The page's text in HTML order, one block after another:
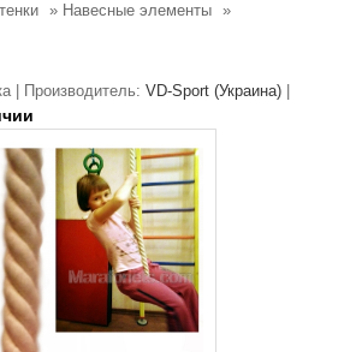
» Навесные элементы »
| Производитель: VD-Sport (Украина)